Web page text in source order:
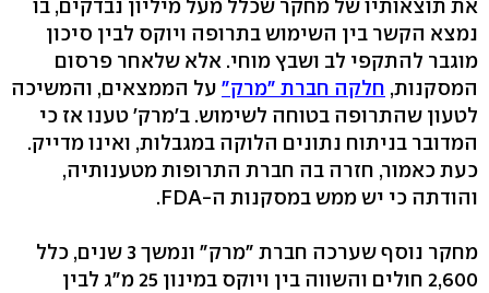
את תוצאותיו של מחקר שכלל מעל מיליון נבדקים, בו
נמצא הקשר בין השימוש בתרופה ויוקס לבין סיכון
מוגבר להתקפי לב ושבץ מוחי. אלא שלאחר פרסום
המסקנות, חלקה חברת "מרק" על הממצאים, והמשיכה
לטעון שהתרופה בטוחה לשימוש. ב'מרק' טענו אז כי
המדובר בניתוח נתונים הלוקה במגבלות, ואינו מדייק.
כעת כאמור, חזרה בה חברת התרופות מטענותיה,
והודתה כי יש ממש במסקנות ה-FDA.
מחקר נוסף שערכה חברת "מרק" ונמשך 3 שנים, כלל
2,600 חולים והשווה בין ויוקס במינון 25 מ"ג לבין